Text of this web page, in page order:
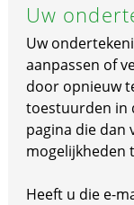
Uw
Uw
aanpassen of
door opnieuw
toestuurden in
pagina die dan
mogelijkheden
Heeft u die e-